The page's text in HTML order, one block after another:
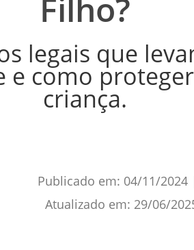
Filho?
legais que
e como
criança.
Publicado em: 04/11/2024
Atualizado em: 29/06/